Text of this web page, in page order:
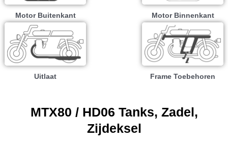
Motor Buitenkant Motor Binnenkant
Uitlaat Frame Toebehoren
MTX80 / HD06 Tanks, Zadel,
Zijdeksel